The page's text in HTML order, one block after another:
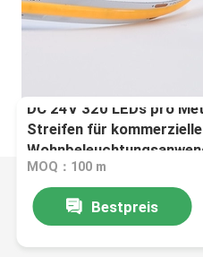
DC 24V 320 LEDs pro
Streifen für
MOQ：100 m
Bestpreis